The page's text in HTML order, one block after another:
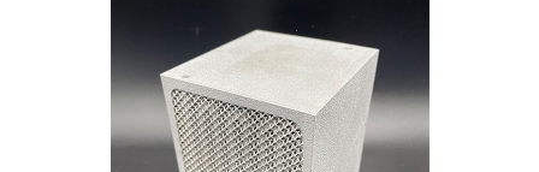
会社案内
お問い合わせ